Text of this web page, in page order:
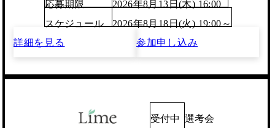
応募期限
2026年8月13日(木) 16:00
スケジュール
2026年8月18日(火) 19:00～
詳細を見る
参加申し込み
受付中 選考会